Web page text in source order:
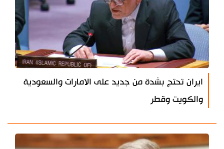
ايران تحتج بشدة من جديد على الامارات والسعودية
والكويت وقطر